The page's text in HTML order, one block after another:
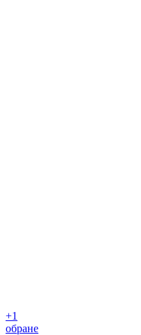
+1
обране